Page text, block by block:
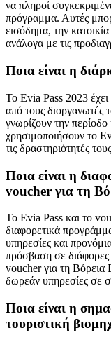
να πληροί
πρόγραμμα. Αυτές
εισόδημα, την
ανάλογα με τις
Ποια είναι η
Το Evia Pass 2023 έχει
από τους διοργανωτές
γνωρίζουν την
χρησιμοποιήσουν το
τις δραστηριότητές
Ποια είναι η
voucher για τη
Το Evia Pass και το
διαφορετικά
υπηρεσίες και
πρόσβαση σε διάφορες
voucher για τη Βόρεια
δωρεάν υπηρεσίες σε
Ποια είναι η
τουριστική